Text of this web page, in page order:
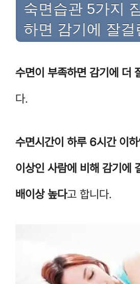
숙면습관 5가지
하면 감기에 잘걸
수면이 부족하면 감기에 더
다.
수면시간이 하루 6시간 이
이상인 사람에 비해 감기에
배이상 높다고 합니다.